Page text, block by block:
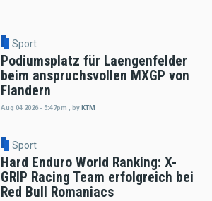
Sport
Podiumsplatz für Laengenfelder
beim anspruchsvollen MXGP von
Flandern
Aug 04 2026 - 5:47pm byKTM
Sport
Hard Enduro World Ranking: X-
GRIP Racing Team erfolgreich bei
Red Bull Romaniacs